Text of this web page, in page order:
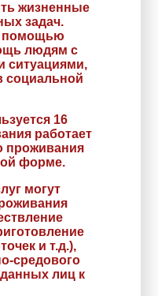
жизненные
задач.
помощью
людям с
ситуациями,
социальной
16
работает
проживания
форме.
могут
и т.д.),
средового
лиц к